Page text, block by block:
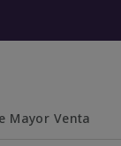
Mayor Venta